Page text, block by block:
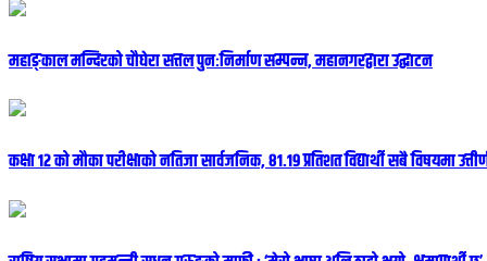
महाङ्काल मन्दिरको चौघेरा सत्तल पुनःनिर्माण सम्पन्न, महानगरद्वारा उद्घाटन
कक्षा १२ को मौका परीक्षाको नतिजा सार्वजनिक, ८१.१९ प्रतिशत विद्यार्थी सबै विषयमा